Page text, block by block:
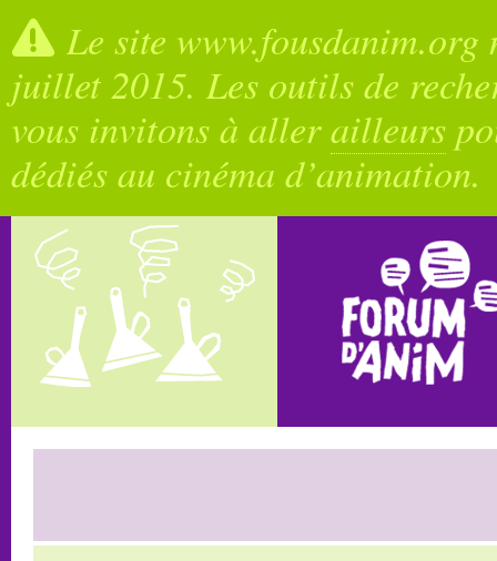
Le site
juillet 2015. Les outils de
vous invitons à allerailleurs
dédiés au cinéma d’animation.